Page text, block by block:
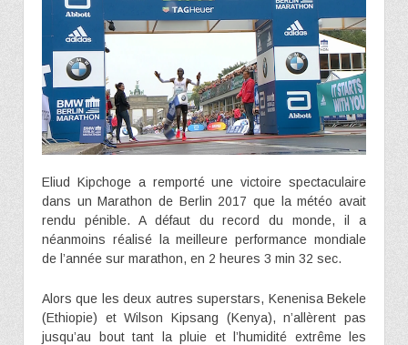
Eliud Kipchoge a remporté une victoire spectaculaire
dans un Marathon de Berlin 2017 que la météo avait
rendu pénible. A défaut du record du monde, il a
néanmoins réalisé la meilleure performance mondiale
de l’année sur marathon, en 2 heures 3 min 32 sec.
Alors que les deux autres superstars, Kenenisa Bekele
(Ethiopie) et Wilson Kipsang (Kenya), n’allèrent pas
jusqu’au bout tant la pluie et l’humidité extrême les